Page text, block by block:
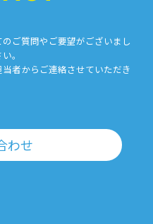
ご質問やご要望がございまし
。
者からご連絡させていただき
わせ